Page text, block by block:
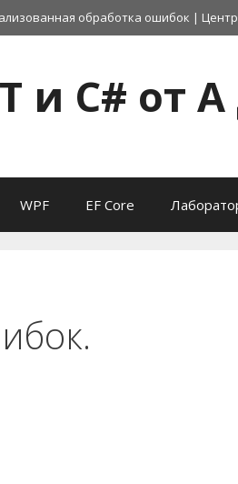
обработка ошибок |
и C# от А
WPF EF Core